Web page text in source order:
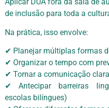
de inclusão para toda a
Na prática, isso envolve:
✔ Planejar múltiplas formas
✔ Organizar o tempo com
✔ Tornar a comunicação
✔ Antecipar barreiras
escolas bilíngues)